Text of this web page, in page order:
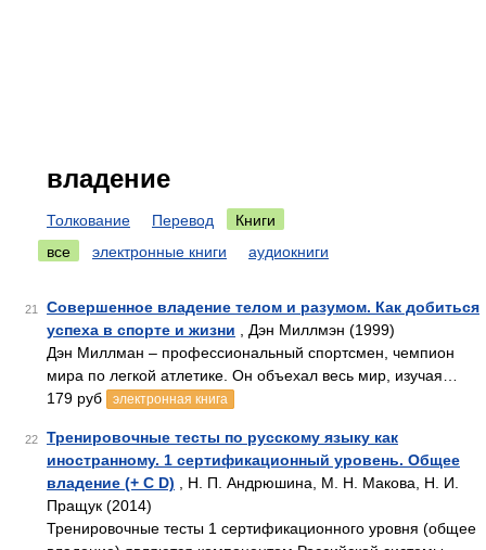
владение
Толкование Перевод
Книги
все
электронные книги аудиокниги
21
Совершенное владение телом и разумом. Как добиться
успеха в спорте и жизни , Дэн Миллмэн (1999)
Дэн Миллман – профессиональный спортсмен, чемпион
мира по легкой атлетике. Он объехал весь мир, изучая…
179 руб
электронная книга
22
Тренировочные тесты по русскому языку как
иностранному. 1 сертификационный уровень. Общее
владение (+ С D) , Н. П. Андрюшина, М. Н. Макова, Н. И.
Пращук (2014)
Тренировочные тесты 1 сертификационного уровня (общее